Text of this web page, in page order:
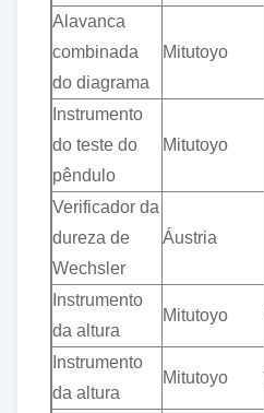
Alavanca
combinada
do diagrama
Mitutoyo
Instrumento
do teste do
pêndulo
Mitutoyo
Verificador da
dureza de
Wechsler
Áustria
Instrumento
da altura
Mitutoyo
Instrumento
da altura
Mitutoyo